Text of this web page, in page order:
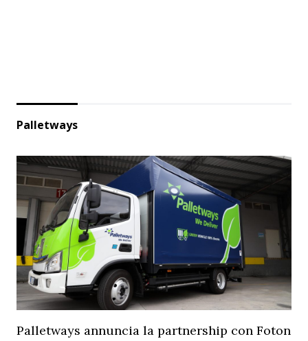
Palletways
Palletways annuncia la partnership con Foton